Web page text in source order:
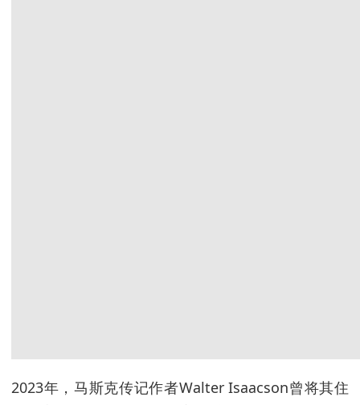
2023年，马斯克传记作者Walter Isaacson曾将其住